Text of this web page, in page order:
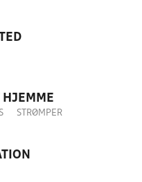
HJEMME
STRØMPER